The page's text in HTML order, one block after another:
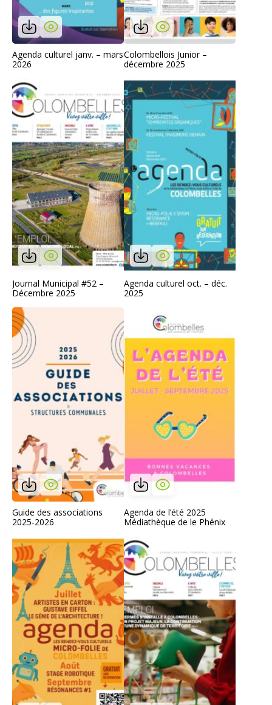
Agenda culturel janv. – mars
2026
Colombellois Junior –
décembre 2025
Journal Municipal #52 –
Décembre 2025
Agenda culturel oct. – déc.
2025
Guide des associations
2025-2026
Agenda de l’été 2025
Médiathèque de le Phénix